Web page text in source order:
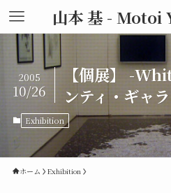
山本 基 - Motoi
【個展】 -
ンティ・ギャ
2005
10/26
Exhibition
ホーム Exhibition